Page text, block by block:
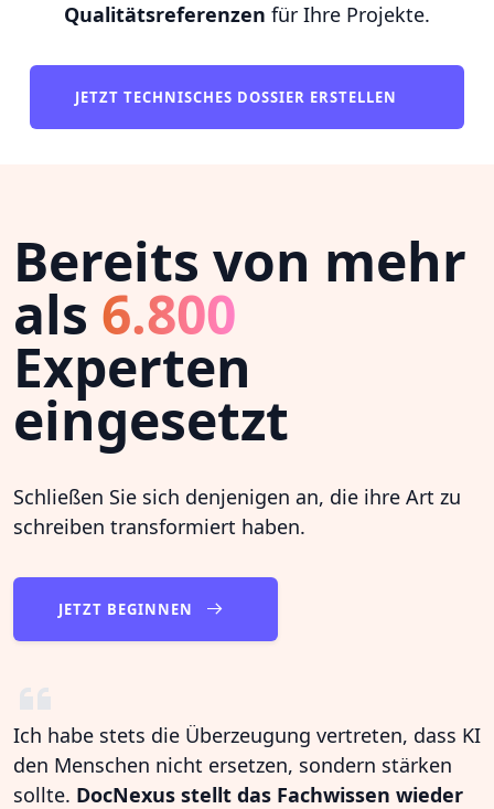
Qualitätsreferenzen für Ihre Projekte.
JETZT TECHNISCHES DOSSIER ERSTELLEN
Bereits von mehr
als 6.800
Experten
eingesetzt
Schließen Sie sich denjenigen an, die ihre Art zu
schreiben transformiert haben.
JETZT BEGINNEN
Ich habe stets die Überzeugung vertreten, dass KI
den Menschen nicht ersetzen, sondern stärken
sollte. DocNexus stellt das Fachwissen wieder